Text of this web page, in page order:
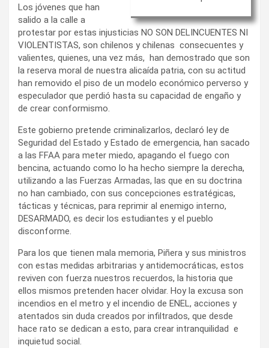
Los jóvenes que han
salido a la calle a
protestar por estas injusticias NO SON DELINCUENTES NI
VIOLENTISTAS, son chilenos y chilenas consecuentes y
valientes, quienes, una vez más, han demostrado que son
la reserva moral de nuestra alicaída patria, con su actitud
han removido el piso de un modelo económico perverso y
especulador que perdió hasta su capacidad de engaño y
de crear conformismo.
Este gobierno pretende criminalizarlos, declaró ley de
Seguridad del Estado y Estado de emergencia, han sacado
a las FFAA para meter miedo, apagando el fuego con
bencina, actuando como lo ha hecho siempre la derecha,
utilizando a las Fuerzas Armadas, las que en su doctrina
no han cambiado, con sus concepciones estratégicas,
tácticas y técnicas, para reprimir al enemigo interno,
DESARMADO, es decir los estudiantes y el pueblo
disconforme.
Para los que tienen mala memoria, Piñera y sus ministros
con estas medidas arbitrarias y antidemocráticas, estos
reviven con fuerza nuestros recuerdos, la historia que
ellos mismos pretenden hacer olvidar. Hoy la excusa son
incendios en el metro y el incendio de ENEL, acciones y
atentados sin duda creados por infiltrados, que desde
hace rato se dedican a esto, para crear intranquilidad e
inquietud social.